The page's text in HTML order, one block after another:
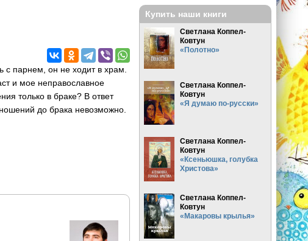
с парнем, он не ходит в храм.
и мое неправославное
только в браке? В ответ
до брака невозможно.
Купить наши книги
Светлана Коппел-
Ковтун
«Полотно»
Светлана Коппел-
Ковтун
«Я думаю по-русски»
Светлана Коппел-
Ковтун
«Ксеньюшка, голубка
Христова»
Светлана Коппел-
Ковтун
«Макаровы крылья»